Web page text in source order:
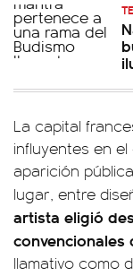
La capital
influyentes en
aparición
lugar, entre
artista eligió
convencionales
llamativo como